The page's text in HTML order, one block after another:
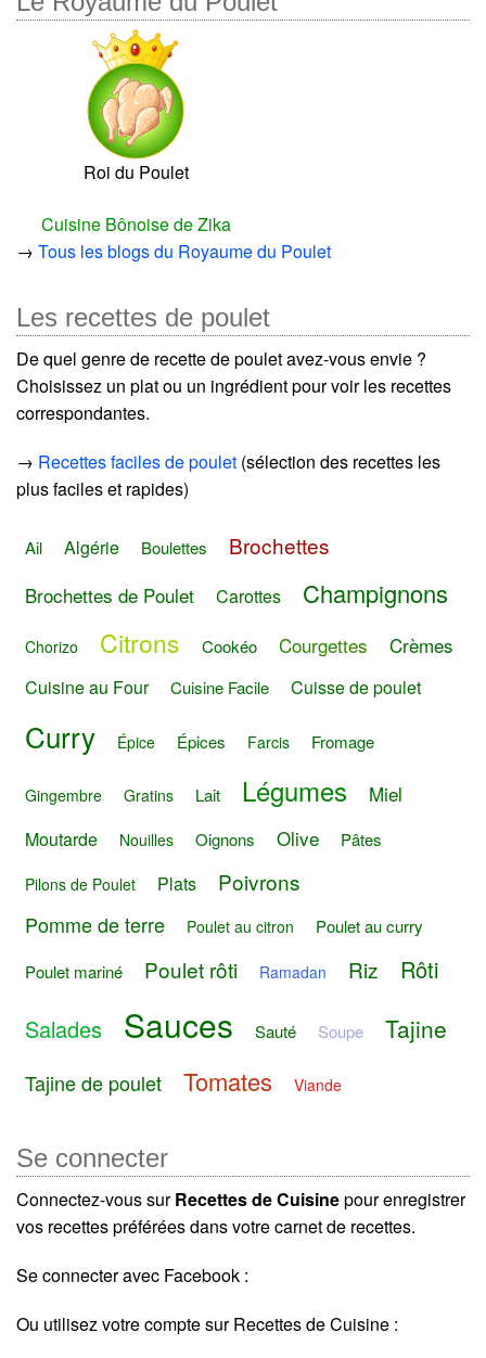
Roi du Poulet
Cuisine Bônoise de Zika
→ Tous les blogs du Royaume du Poulet
Les recettes de poulet
De quel genre de recette de poulet avez-vous envie ?
Choisissez un plat ou un ingrédient pour voir les recettes
correspondantes.
→ Recettes faciles de poulet (sélection des recettes les
plus faciles et rapides)
Ail Algérie Boulettes Brochettes
Brochettes de Poulet Carottes Champignons
Chorizo Citrons Cookéo Courgettes Crèmes
Cuisine au Four Cuisine Facile Cuisse de poulet
Curry Épice Épices Farcis Fromage
Gingembre Gratins Lait Légumes Miel
Moutarde Nouilles Oignons Olive Pâtes
Pilons de Poulet Plats Poivrons
Pomme de terre Poulet au citron
Poulet au curry
Poulet mariné
Poulet rôti Ramadan Riz
Rôti
Salades
Sauces Sauté Soupe Tajine
Tajine de poulet Tomates Viande
Se connecter
Connectez-vous surRecettes de Cuisinepour enregistrer
vos recettes préférées dans votre carnet de recettes.
Se connecter avec Facebook :
Ou utilisez votre compte sur Recettes de Cuisine :